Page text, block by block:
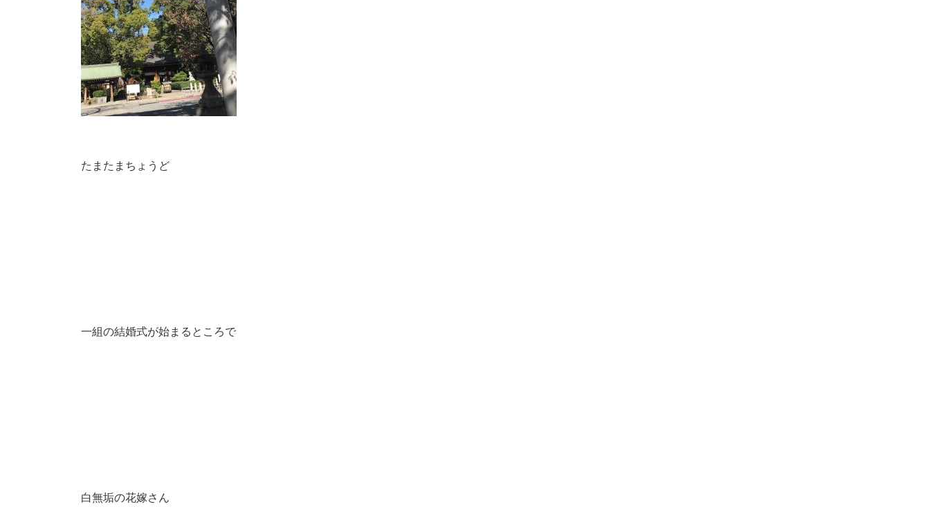
たまたまちょうど
一組の結婚式が始まるところで
白無垢の花嫁さん